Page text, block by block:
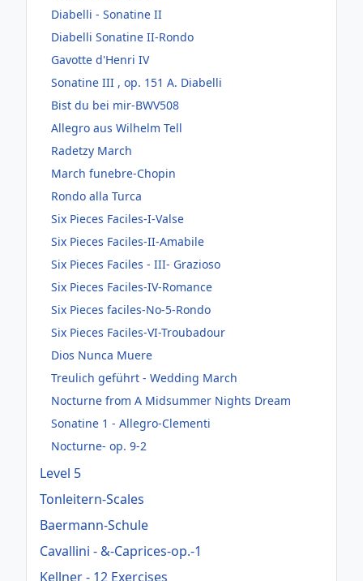
Diabelli - Sonatine II
Diabelli Sonatine II-Rondo
Gavotte d'Henri IV
Sonatine III , op. 151 A. Diabelli
Bist du bei mir-BWV508
Allegro aus Wilhelm Tell
Radetzy March
March funebre-Chopin
Rondo alla Turca
Six Pieces Faciles-I-Valse
Six Pieces Faciles-II-Amabile
Six Pieces Faciles - III- Grazioso
Six Pieces Faciles-IV-Romance
Six Pieces faciles-No-5-Rondo
Six Pieces Faciles-VI-Troubadour
Dios Nunca Muere
Treulich geführt - Wedding March
Nocturne from A Midsummer Nights Dream
Sonatine 1 - Allegro-Clementi
Nocturne- op. 9-2
Level 5
Tonleitern-Scales
Baermann-Schule
Cavallini - &-Caprices-op.-1
Kellner - 12 Exercises